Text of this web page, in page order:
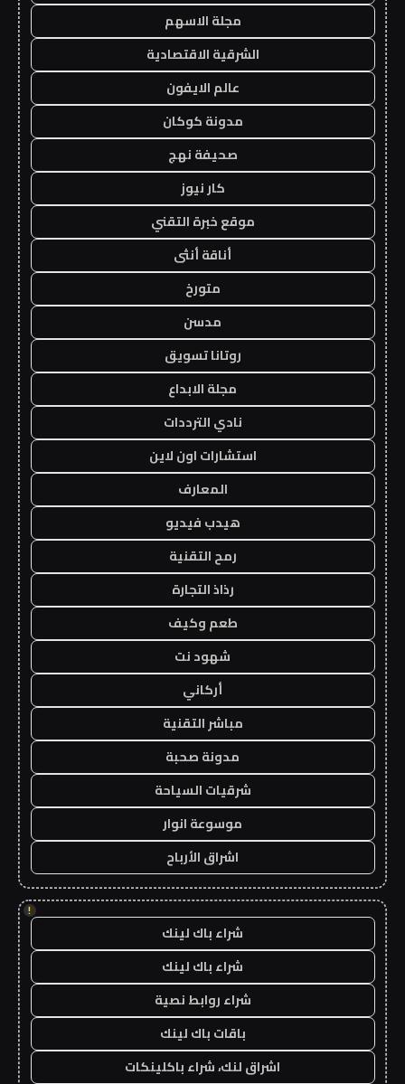
مجلة الاسهم
الشرقية الاقتصادية
عالم الايفون
مدونة كوكان
صحيفة نهج
كار نيوز
موقع خبرة التقني
أناقة أنثى
متورخ
مدسن
روتانا تسويق
مجلة الابداع
نادي الترددات
استشارات اون لاين
المعارف
هيدب فيديو
رمح التقنية
رذاذ التجارة
طعم وكيف
شهود نت
أركاني
مباشر التقنية
مدونة صحبة
شرقيات السياحة
موسوعة انوار
اشراق الأرباح
!
شراء باك لينك
شراء باك لينك
شراء روابط نصية
باقات باك لينك
اشراق لنك، شراء باكلينكات